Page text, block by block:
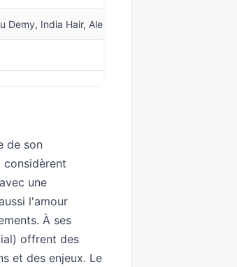
India Hair, Alexis Tonetti, Andréa Brusque,
de son
considèrent
une
l'amour
À ses
offrent des
et des enjeux. Le